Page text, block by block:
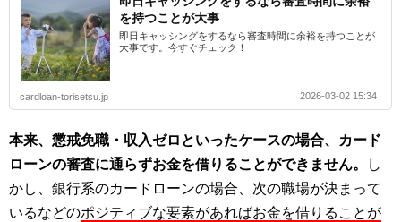
を持つことが大事
即日キャッシングをするなら審査時間に余裕を持つことが
大事です。今すぐチェック！
cardloan-torisetsu.jp 2026-03-02 15:34
本来、懲戒免職・収入ゼロといったケースの場合、カード
ローンの審査に通らずお金を借りることができません。
し
かし、銀行系のカードローンの場合、次の職場が決まって
いるなどのポジティブな要素があればお金を借りることが